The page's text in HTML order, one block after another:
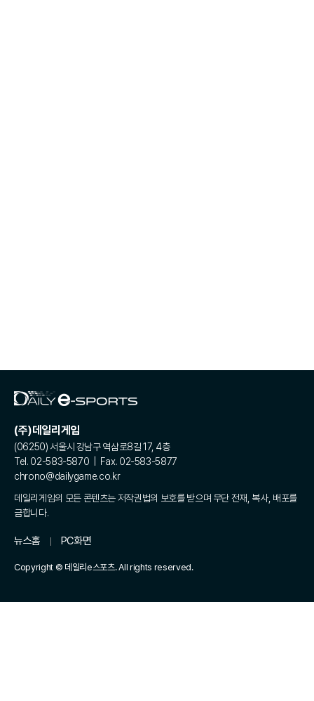
(주)데일리게임
(06250) 서울시 강남구 역삼로8길 17, 4층
Tel. 02-583-5870 | Fax. 02-583-5877
chrono@dailygame.co.kr
데일리게임의 모든 콘텐츠는 저작권법의 보호를 받으며 무단 전재, 복사, 배포를
금합니다.
뉴스홈 PC화면
Copyright © 데일리e스포츠. All rights reserved.